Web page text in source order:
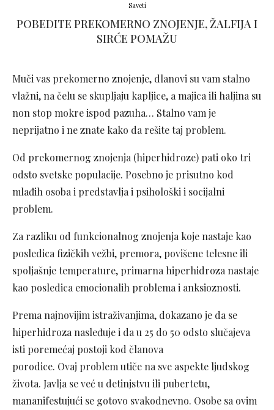
Saveti
POBEDITE PREKOMERNO ZNOJENJE, ŽALFIJA I
SIRĆE POMAŽU
Muči vas prekomerno znojenje, dlanovi su vam stalno
vlažni, na čelu se skupljaju kapljice, a majica ili haljina su
non stop mokre ispod pazuha… Stalno vam je
neprijatno i ne znate kako da rešite taj problem.
Od prekomernog znojenja (hiperhidroze) pati oko tri
odsto svetske populacije. Posebno je prisutno kod
mlađih osoba i predstavlja i psihološki i socijalni
problem.
Za razliku od funkcionalnog znojenja koje nastaje kao
posledica fizičkih vežbi, premora, povišene telesne ili
spoljašnje temperature, primarna hiperhidroza nastaje
kao posledica emocionalih problema i anksioznosti.
Prema najnovijim istraživanjima, dokazano je da se
hiperhidroza nasleđuje i da u 25 do 50 odsto slučajeva
isti poremećaj postoji kod članova
porodice. Ovaj problem utiče na sve aspekte ljudskog
života. Javlja se već u detinjstvu ili pubertetu,
mananifestujući se gotovo svakodnevno. Osobe sa ovim